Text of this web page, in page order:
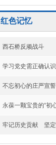
红色记忆
西石桥反顽战斗
学习党史需正确认
不忘初心的庄严宣誓
永葆一颗宝贵的“初
牢记历史贡献 坚定